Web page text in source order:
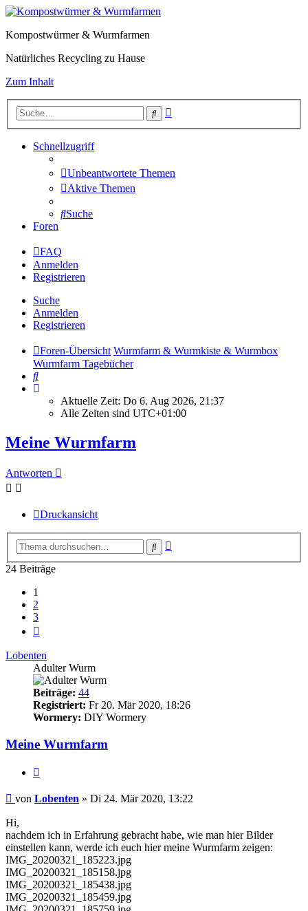
Kompostwürmer & Wurmfarmen
Natürliches Recycling zu Hause
Zum Inhalt
Suche
Schnellzugriff
Unbeantwortete Themen
Aktive Themen
Suche
Foren
FAQ
Anmelden
Registrieren
Suche
Anmelden
Registrieren
Foren-Übersicht Wurmfarm & Wurmkiste & Wurmbox
Wurmfarm Tagebücher
Suche
Aktuelle Zeit: Do 6. Aug 2026, 21:37
Alle Zeiten sind UTC+01:00
Meine Wurmfarm
Antworten
Druckansicht
Suche
24 Beiträge
1
2
3
Lobenten
Adulter Wurm
Beiträge: 44
Registriert: Fr 20. Mär 2020, 18:26
Wormery: DIY Wormery
Meine Wurmfarm
Beitrag
von Lobenten » Di 24. Mär 2020, 13:22
Hi,
nachdem ich in Erfahrung gebracht habe, wie man hier Bilder
einstellen kann, werde ich euch hier meine Wurmfarm zeigen:
IMG_20200321_185223.jpg
IMG_20200321_185158.jpg
IMG_20200321_185438.jpg
IMG_20200321_185459.jpg